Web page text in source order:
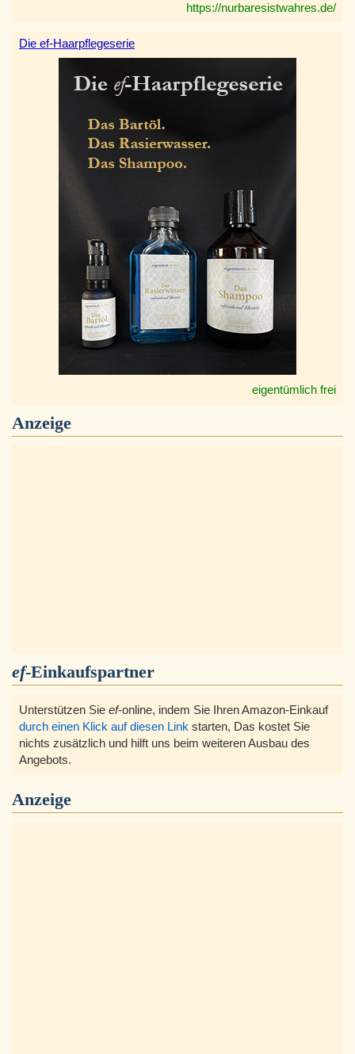
https://nurbaresistwahres.de/
Die ef-Haarpflegeserie
eigentümlich frei
Anzeige
ef-Einkaufspartner
Unterstützen Sie ef-online, indem Sie Ihren Amazon-Einkauf
durch einen Klick auf diesen Link starten, Das kostet Sie
nichts zusätzlich und hilft uns beim weiteren Ausbau des
Angebots.
Anzeige